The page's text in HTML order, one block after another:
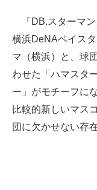
「DB.スターマン
横浜DeNAベイス
マ（横浜）と、球
わせた「ハマスタ
ー」がモチーフに
比較的新しいマス
団に欠かせない存